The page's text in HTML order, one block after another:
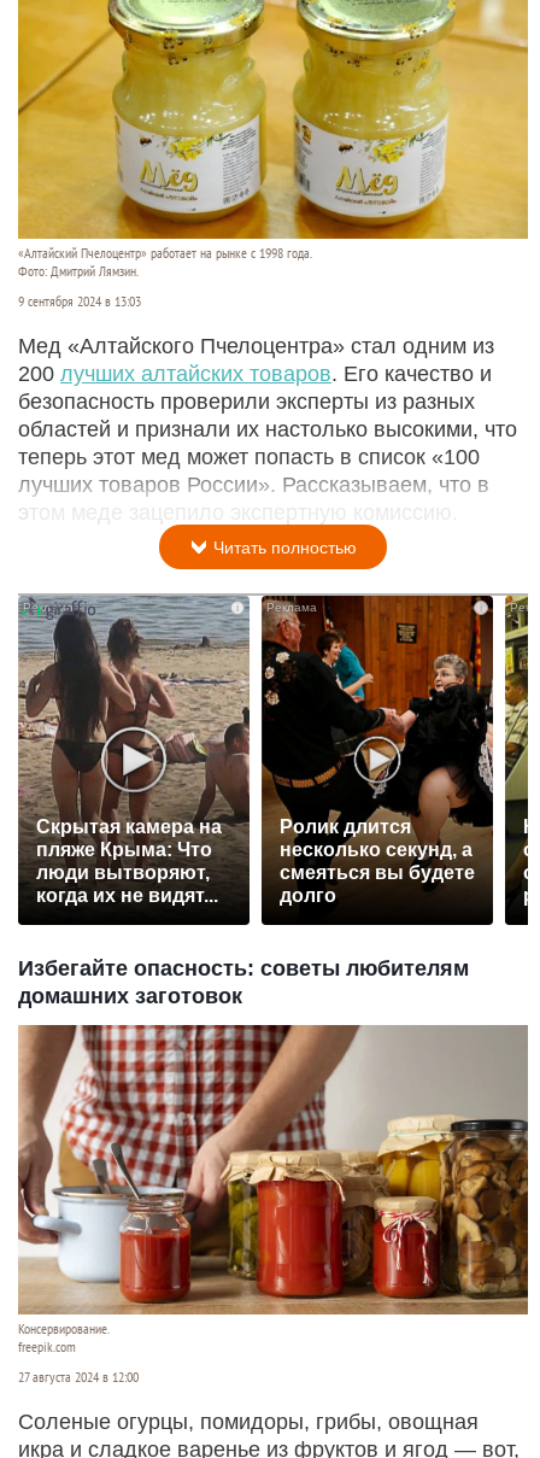
«Алтайский Пчелоцентр» работает на рынке с 1998 года.
Фото: Дмитрий Лямзин.
9 сентября 2024 в 13:03
Мед «Алтайского Пчелоцентра» стал одним из
200 лучших алтайских товаров. Его качество и
безопасность проверили эксперты из разных
областей и признали их настолько высокими, что
теперь этот мед может попасть в список «100
лучших товаров России». Рассказываем, что в
этом меде зацепило экспертную комиссию.
Читать полностью
i
Скрытая камера на
пляже Крыма: Что
люди вытворяют,
когда их не видят...
Ролик длится
несколько секунд, а
смеяться вы будете
долго
Избегайте опасность: советы любителям
домашних заготовок
Консервирование.
freepik.com
27 августа 2024 в 12:00
Соленые огурцы, помидоры, грибы, овощная
икра и сладкое варенье из фруктов и ягод — вот,